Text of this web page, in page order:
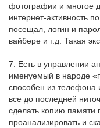
фотографии и многое
интернет-активность
посещал, логин и
вайбере и т.д. Такая
7. Есть в управлении
именуемый в народе
способен из телефона
все до последней
сделать копию памяти
проанализировать и